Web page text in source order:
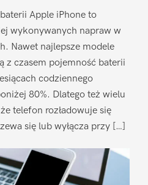
Apple iPhone to
wykonywanych napraw w
Nawet najlepsze modele
z czasem pojemność baterii
codziennego
80%. Dlatego też wielu
telefon rozładowuje się
się lub wyłącza przy […]